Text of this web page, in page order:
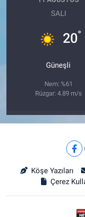
SALI
20°
Güneşli
Nem: %61
Rüzgar: 4.89 m/s
Köşe Yazıları
Çerez